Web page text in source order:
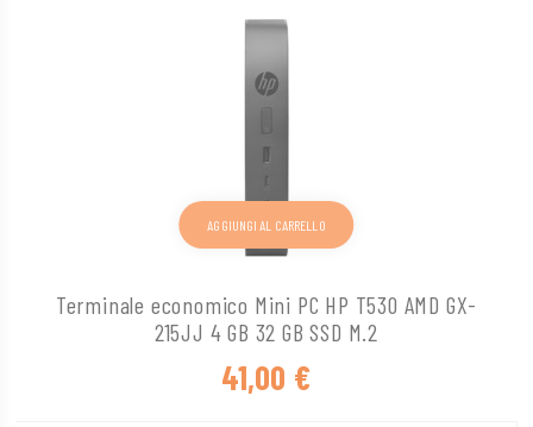
Terminale economico Mini PC HP T530 AMD GX-
215JJ 4 GB 32 GB SSD M.2
41,00 €
AGGIUNGI AL CARRELLO